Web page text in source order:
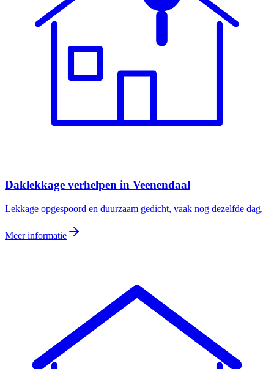
Daklekkage verhelpen in Veenendaal
Lekkage opgespoord en duurzaam gedicht, vaak nog dezelfde dag.
Meer informatie